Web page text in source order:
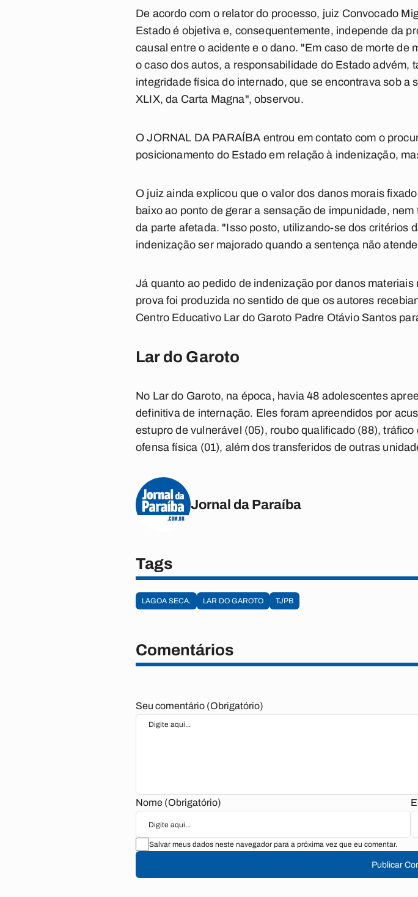
De acordo com o relator do processo, juiz Convocado
Estado é objetiva e, consequentemente, independe da
causal entre o acidente e o dano. "Em caso de morte de
o caso dos autos, a responsabilidade do Estado advém,
integridade física do internado, que se encontrava sob a
XLIX, da Carta Magna", observou.
O JORNAL DA PARAÍBA entrou em contato com o
posicionamento do Estado em relação à indenização,
O juiz ainda explicou que o valor dos danos morais
baixo ao ponto de gerar a sensação de impunidade,
da parte afetada. "Isso posto, utilizando-se dos critérios
indenização ser majorado quando a sentença não
Já quanto ao pedido de indenização por danos
prova foi produzida no sentido de que os autores
Centro Educativo Lar do Garoto Padre Otávio Santos
Lar do Garoto
No Lar do Garoto, na época, havia 48 adolescentes
definitiva de internação. Eles foram apreendidos por
estupro de vulnerável (05), roubo qualificado (88),
ofensa física (01), além dos transferidos de outras
Jornal da Paraíba
Tags
LAGOA SECA. LAR DO GAROTO TJPB
Comentários
Seu comentário (Obrigatório)
Nome (Obrigatório)
Salvar meus dados neste navegador para a próxima vez que eu comentar.
Publicar